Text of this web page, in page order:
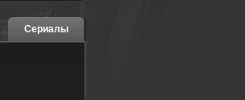
Сериалы